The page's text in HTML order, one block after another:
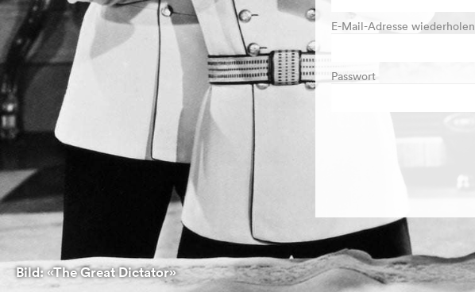
Bild: «The Great Dictator»
E-Mail-Adresse wiederholen
Passwort